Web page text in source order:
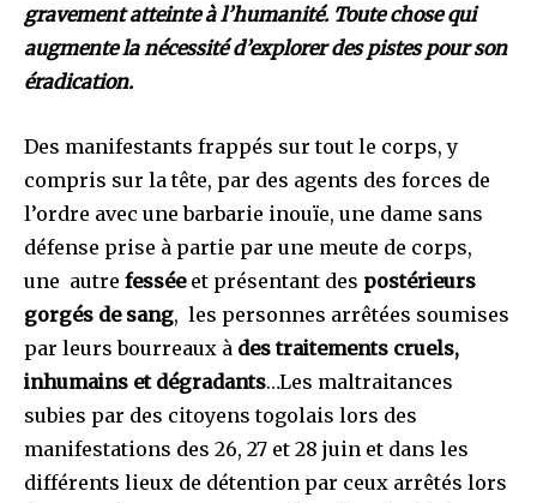
gravement atteinte à l’humanité. Toute chose qui
augmente la nécessité d’explorer des pistes pour son
éradication.
Des manifestants frappés sur tout le corps, y
compris sur la tête, par des agents des forces de
l’ordre avec une barbarie inouïe, une dame sans
défense prise à partie par une meute de corps,
une autre fesséeet présentant des postérieurs
gorgés de sang, les personnes arrêtées soumises
par leurs bourreaux à des traitements cruels,
inhumains et dégradants…Les maltraitances
subies par des citoyens togolais lors des
manifestations des 26, 27 et 28 juin et dans les
différents lieux de détention par ceux arrêtés lors